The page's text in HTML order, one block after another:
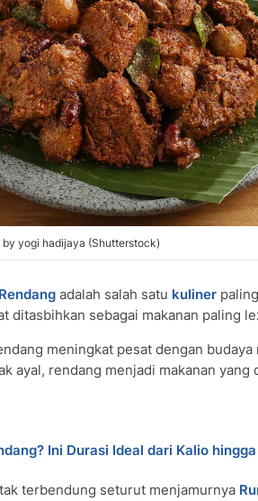
yogi hadijaya (Shutterstock)
Rendang adalah salah satu kuliner
ditasbihkan sebagai makanan paling
meningkat pesat dengan budaya
ayal, rendang menjadi makanan
Ini Durasi Ideal dari Kalio
terbendung seturut menjamurnya